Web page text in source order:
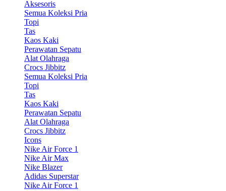
Aksesoris
Semua Koleksi Pria
Topi
Tas
Kaos Kaki
Perawatan Sepatu
Alat Olahraga
Crocs Jibbitz
Semua Koleksi Pria
Topi
Tas
Kaos Kaki
Perawatan Sepatu
Alat Olahraga
Crocs Jibbitz
Icons
Nike Air Force 1
Nike Air Max
Nike Blazer
Adidas Superstar
Nike Air Force 1